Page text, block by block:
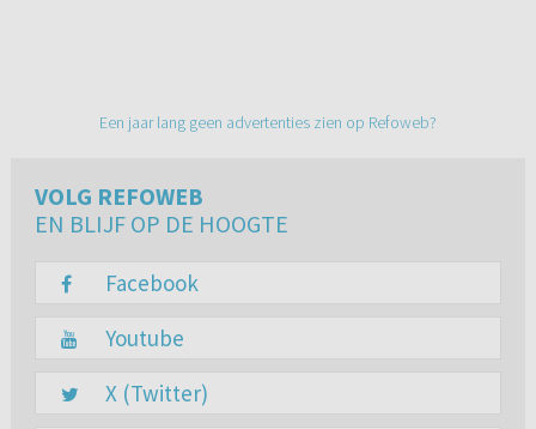
Een jaar lang geen advertenties zien op Refoweb?
VOLG REFOWEB
EN BLIJF OP DE HOOGTE
Facebook
Youtube
X (Twitter)